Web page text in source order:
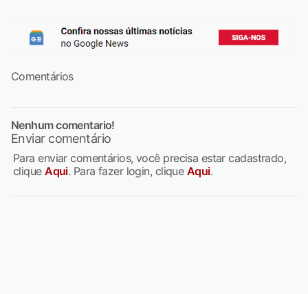
Comentários
Nenhum comentario!
Enviar comentário
Para enviar comentários, você precisa estar cadastrado,
cliqueAqui. Para fazer login, clique Aqui.